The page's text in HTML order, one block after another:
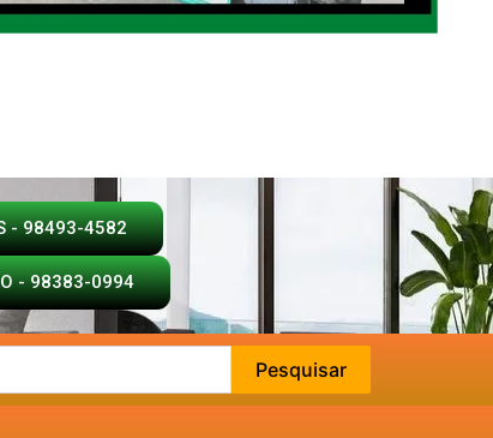
- 98493-4582
- 98383-0994
Pesquisar